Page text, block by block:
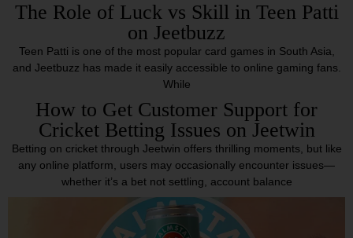
The Role of Luck vs Skill in Teen Patti
on Jeetbuzz
Teen Patti is one of the most popular card games in South Asia,
and Jeetbuzz has made it easily accessible to online gaming fans.
While
How to Get Customer Support for
Cricket Betting Issues on Jeetwin
Betting on cricket through Jeetwin offers thrilling moments, but like
any online platform, users may occasionally encounter issues—
whether it’s a bet not settling, account balance